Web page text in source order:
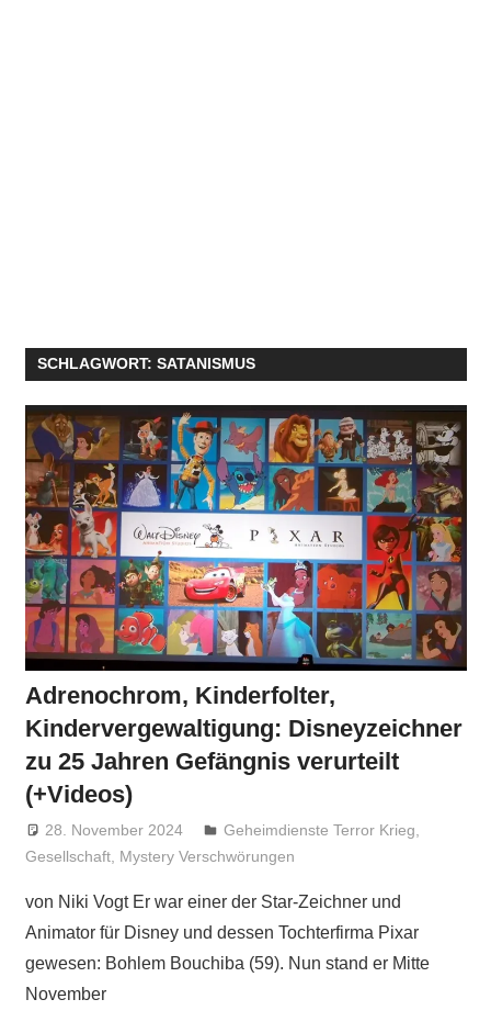
SCHLAGWORT: SATANISMUS
Adrenochrom, Kinderfolter,
Kindervergewaltigung: Disneyzeichner
zu 25 Jahren Gefängnis verurteilt
(+Videos)
28. November 2024 Niki Vogt
Geheimdienste Terror Krieg,
Gesellschaft, Mystery Verschwörungen
von Niki Vogt Er war einer der Star-Zeichner und
Animator für Disney und dessen Tochterfirma Pixar
gewesen: Bohlem Bouchiba (59). Nun stand er Mitte
November